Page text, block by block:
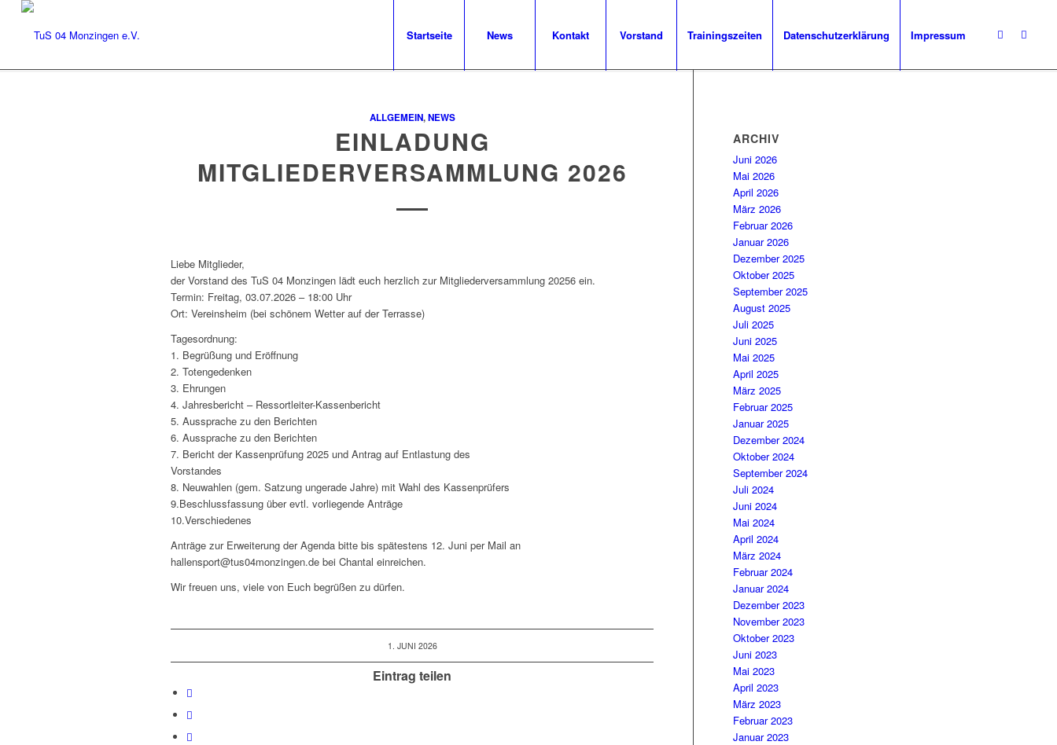
Startseite News Kontakt Vorstand Trainingszeiten Datenschutzerklärung Impressum
ALLGEMEIN,NEWS
EINLADUNG
MITGLIEDERVERSAMMLUNG 2026
Liebe Mitglieder,
der Vorstand des TuS 04 Monzingen lädt euch herzlich zur Mitgliederversammlung 20256 ein.
Termin: Freitag, 03.07.2026 – 18:00 Uhr
Ort: Vereinsheim (bei schönem Wetter auf der Terrasse)
Tagesordnung:
1. Begrüßung und Eröffnung
2. Totengedenken
3. Ehrungen
4. Jahresbericht – Ressortleiter-Kassenbericht
5. Aussprache zu den Berichten
6. Aussprache zu den Berichten
7. Bericht der Kassenprüfung 2025 und Antrag auf Entlastung des
Vorstandes
8. Neuwahlen (gem. Satzung ungerade Jahre) mit Wahl des Kassenprüfers
9.Beschlussfassung über evtl. vorliegende Anträge
10.Verschiedenes
Anträge zur Erweiterung der Agenda bitte bis spätestens 12. Juni per Mail an
hallensport@tus04monzingen.de bei Chantal einreichen.
Wir freuen uns, viele von Euch begrüßen zu dürfen.
1. JUNI 2026
Eintrag teilen
ARCHIV
Juni 2026
Mai 2026
April 2026
März 2026
Februar 2026
Januar 2026
Dezember 2025
Oktober 2025
September 2025
August 2025
Juli 2025
Juni 2025
Mai 2025
April 2025
März 2025
Februar 2025
Januar 2025
Dezember 2024
Oktober 2024
September 2024
Juli 2024
Juni 2024
Mai 2024
April 2024
März 2024
Februar 2024
Januar 2024
Dezember 2023
November 2023
Oktober 2023
Juni 2023
Mai 2023
April 2023
März 2023
Februar 2023
Januar 2023